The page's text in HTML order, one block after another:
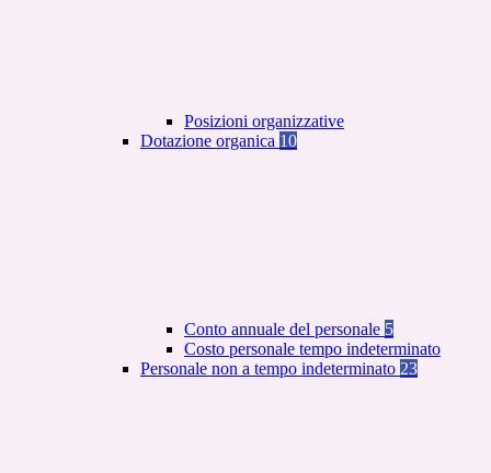
Posizioni organizzative
Dotazione organica 10
Conto annuale del personale 5
Costo personale tempo indeterminato
Personale non a tempo indeterminato 23